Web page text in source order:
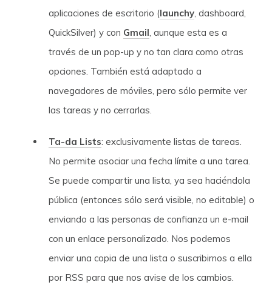
aplicaciones de escritorio (launchy, dashboard,
QuickSilver) y con Gmail, aunque esta es a
través de un pop-up y no tan clara como otras
opciones. También está adaptado a
navegadores de móviles, pero sólo permite ver
las tareas y no cerrarlas.
Ta-da Lists: exclusivamente listas de tareas.
No permite asociar una fecha límite a una tarea.
Se puede compartir una lista, ya sea haciéndola
pública (entonces sólo será visible, no editable) o
enviando a las personas de confianza un e-mail
con un enlace personalizado. Nos podemos
enviar una copia de una lista o suscribirnos a ella
por RSS para que nos avise de los cambios.